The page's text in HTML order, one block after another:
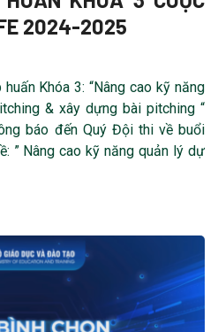
2024-2025
Khóa 3: “Nâng cao kỹ năng
& xây dựng bài pitching “
báo đến Quý Đội thi về buổi
” Nâng cao kỹ năng quản lý dự